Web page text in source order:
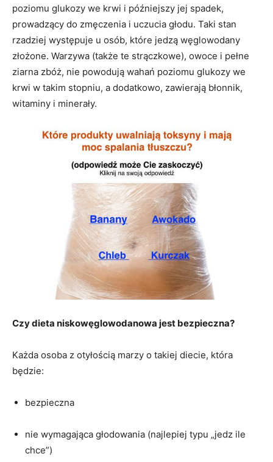
poziomu glukozy we krwi i późniejszy jej spadek,
prowadzący do zmęczenia i uczucia głodu. Taki stan
rzadziej występuje u osób, które jedzą węglowodany
złożone. Warzywa (także te strączkowe), owoce i pełne
ziarna zbóż, nie powodują wahań poziomu glukozy we
krwi w takim stopniu, a dodatkowo, zawierają błonnik,
witaminy i minerały.
Czy dieta niskowęglowodanowa jest bezpieczna?
Każda osoba z otyłością marzy o takiej diecie, która
będzie:
bezpieczna
nie wymagająca głodowania (najlepiej typu „jedz ile
chce”)